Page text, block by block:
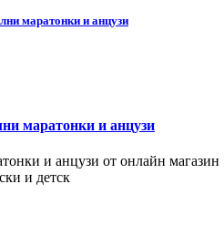
маратонки и анцузи
маратонки и анцузи
и анцузи от онлайн магазин
и детск